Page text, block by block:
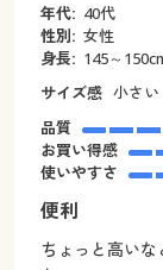
年代: 40代
性別: 女性
身長: 145～
サイズ感 小さい
品質
お買い得感
使いやすさ
便利
ちょっと高い